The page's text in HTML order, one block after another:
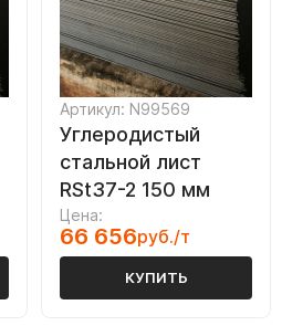
Артикул: N99569
Углеродистый
стальной лист
RSt37-2 150 мм
Цена:
66 656руб./т
КУПИТЬ